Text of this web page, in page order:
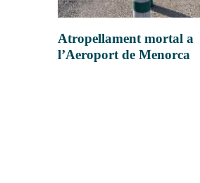
Atropellament mortal a
l’Aeroport de Menorca